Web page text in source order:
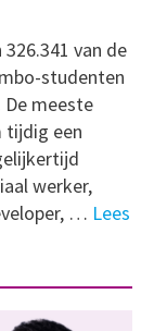
326.341 van de
studenten
meeste
een
werker,
… Lees